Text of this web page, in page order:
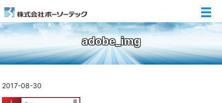
メ
adobe_img
2017-08-30